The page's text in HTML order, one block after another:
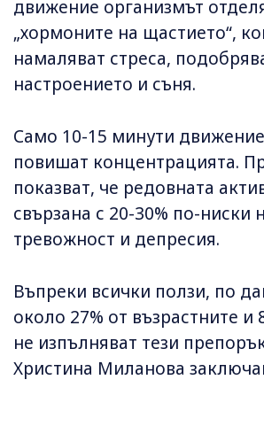
движение организмът
„хормоните на щастието“,
намаляват стреса,
настроението и съня.
Само 10-15 минути
повишат концентрацията.
показват, че редовната
свързана с 20-30% по-ниски
тревожност и депресия.
Въпреки всички ползи, по
около 27% от възрастните и
не изпълняват тези
Христина Миланова